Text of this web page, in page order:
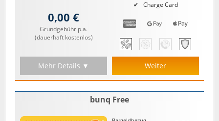
Charge Card
0,00 €
Grundgebühr p.a.
(dauerhaft kostenlos)
Mehr Details ▼ Weiter
bunq Free